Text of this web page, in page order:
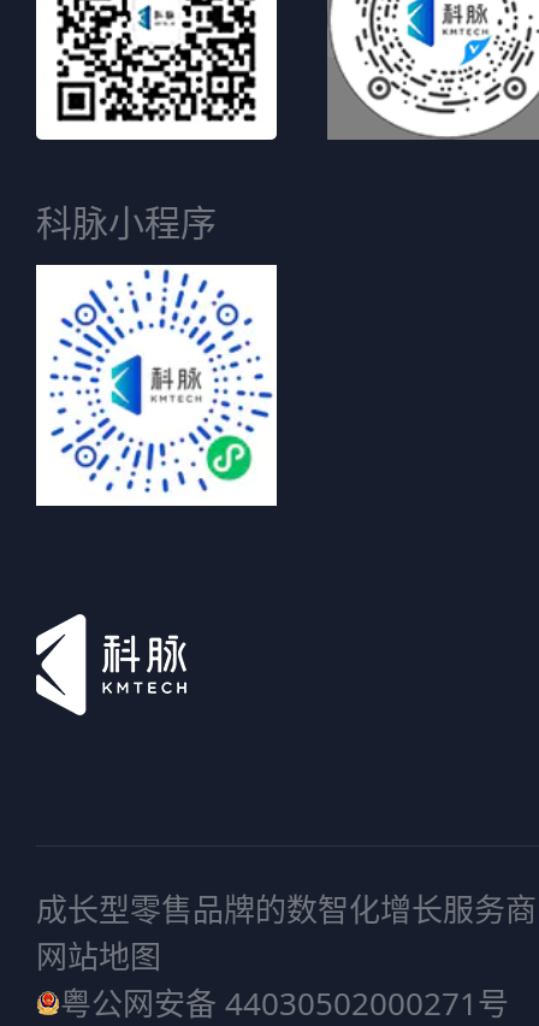
科脉小程序
成长型零售品牌的数智化增长服务商
网站地图
粤公网安备 44030502000271号